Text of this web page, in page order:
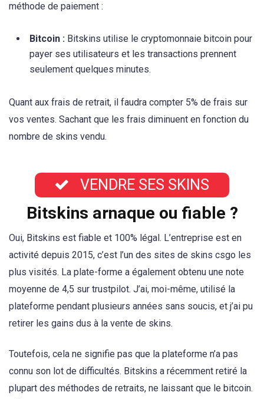
méthode de paiement :
Bitcoin : Bitskins utilise le cryptomonnaie bitcoin pour
payer ses utilisateurs et les transactions prennent
seulement quelques minutes.
Quant aux frais de retrait, il faudra compter 5% de frais sur
vos ventes. Sachant que les frais diminuent en fonction du
nombre de skins vendu.
VENDRE SES SKINS
Bitskins arnaque ou fiable ?
Oui, Bitskins est fiable et 100% légal. L’entreprise est en
activité depuis 2015, c’est l’un des sites de skins csgo les
plus visités. La plate-forme a également obtenu une note
moyenne de 4,5 sur trustpilot. J’ai, moi-même, utilisé la
plateforme pendant plusieurs années sans soucis, et j’ai pu
retirer les gains dus à la vente de skins.
Toutefois, cela ne signifie pas que la plateforme n’a pas
connu son lot de difficultés. Bitskins a récemment retiré la
plupart des méthodes de retraits, ne laissant que le bitcoin.